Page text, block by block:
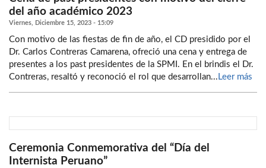
del año académico 2023
Viernes, Diciembre 15, 2023 - 15:09
Con motivo de las fiestas de fin de año, el CD presidido por el
Dr. Carlos Contreras Camarena, ofreció una cena y entrega de
presentes a los past presidentes de la SPMI. En el brindis el Dr.
Contreras, resaltó y reconoció el rol que desarrollan... Leer más
Ceremonia Conmemorativa del “Día del
Internista Peruano”